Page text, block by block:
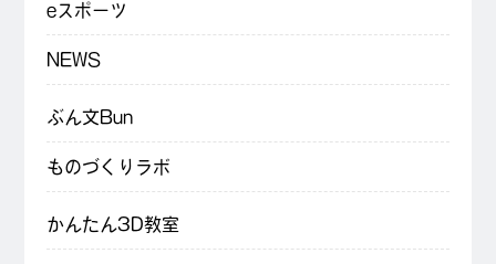
eスポーツ
NEWS
ぶん文Bun
ものづくりラボ
かんたん3D教室